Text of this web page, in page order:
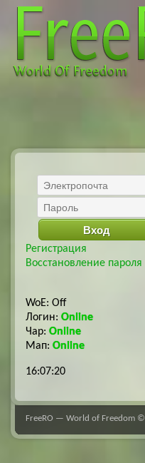
Регистрация
Восстановление пароля
WoE: Off
Логин: Online
Чар: Online
Мап: Online
16:07:21
FreeRO — World of Freedom ©